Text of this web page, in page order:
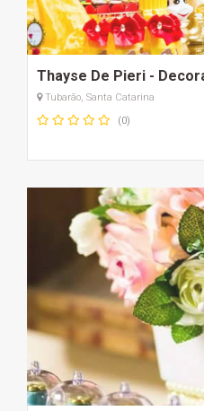
Thayse De Pieri -
Tubarão, Santa Catarina
(0)